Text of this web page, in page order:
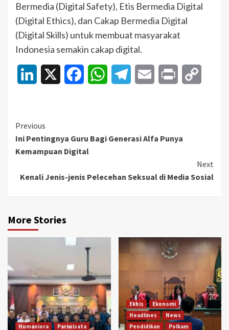
Bermedia (Digital Safety), Etis Bermedia Digital
(Digital Ethics), dan Cakap Bermedia Digital
(Digital Skills) untuk membuat masyarakat
Indonesia semakin cakap digital.
LinkedIn FacebookWhatsAppTelegramEmail Print
Continue
Reading
Previous
Ini Pentingnya Guru Bagi Generasi Alfa Punya
Kemampuan Digital
Next
Kenali Jenis-jenis Pelecehan Seksual di Media Sosial
More Stories
Humaniora Pariwisata
Ekbis
Ekonomi
Headlines
News
Pendidikan
Polkam